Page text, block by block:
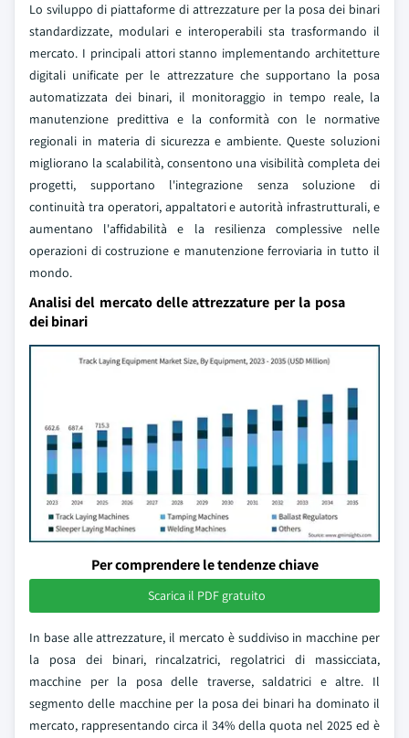
Lo sviluppo di piattaforme di attrezzature per la posa dei binari
standardizzate, modulari e interoperabili sta trasformando il
mercato. I principali attori stanno implementando architetture
digitali unificate per le attrezzature che supportano la posa
automatizzata dei binari, il monitoraggio in tempo reale, la
manutenzione predittiva e la conformità con le normative
regionali in materia di sicurezza e ambiente. Queste soluzioni
migliorano la scalabilità, consentono una visibilità completa dei
progetti, supportano l'integrazione senza soluzione di
continuità tra operatori, appaltatori e autorità infrastrutturali, e
aumentano l'affidabilità e la resilienza complessive nelle
operazioni di costruzione e manutenzione ferroviaria in tutto il
mondo.
Analisi del mercato delle attrezzature per la posa
dei binari
Per comprendere le tendenze chiave
Scarica il PDF gratuito
In base alle attrezzature, il mercato è suddiviso in macchine per
la posa dei binari, rincalzatrici, regolatrici di massicciata,
macchine per la posa delle traverse, saldatrici e altre. Il
segmento delle macchine per la posa dei binari ha dominato il
mercato, rappresentando circa il 34% della quota nel 2025 ed è